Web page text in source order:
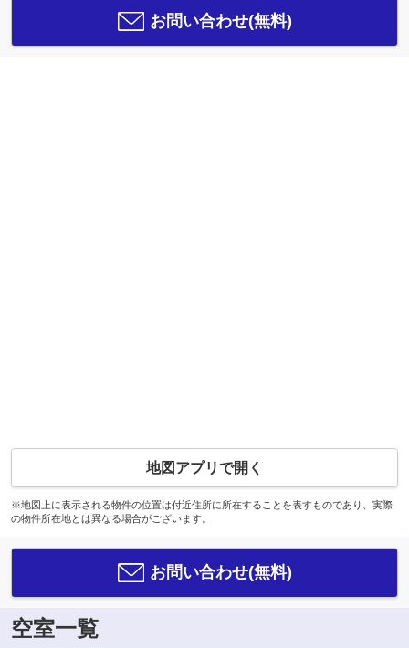
お問い合わせ(無料)
地図アプリで開く
※地図上に表示される物件の位置は付近住所に所在することを表すものであり、実際
の物件所在地とは異なる場合がございます。
お問い合わせ(無料)
空室一覧